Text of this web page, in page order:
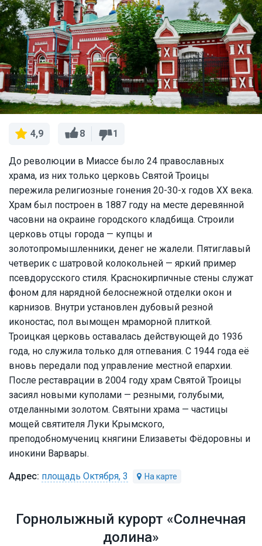
4,9 8 1
До революции в Миассе было 24 православных
храма, из них только церковь Святой Троицы
пережила религиозные гонения 20-30-х годов XX века.
Храм был построен в 1887 году на месте деревянной
часовни на окраине городского кладбища. Строили
церковь отцы города — купцы и
золотопромышленники, денег не жалели. Пятиглавый
четверик с шатровой колокольней — яркий пример
псевдорусского стиля. Краснокирпичные стены служат
фоном для нарядной белоснежной отделки окон и
карнизов. Внутри установлен дубовый резной
иконостас, пол вымощен мраморной плиткой.
Троицкая церковь оставалась действующей до 1936
года, но служила только для отпевания. С 1944 года её
вновь передали под управление местной епархии.
После реставрации в 2004 году храм Святой Троицы
засиял новыми куполами — резными, голубыми,
отделанными золотом. Святыни храма — частицы
мощей святителя Луки Крымского,
преподобномучениц княгини Елизаветы Фёдоровны и
инокини Варвары.
площадь Октября, 3
Горнолыжный курорт «Солнечная
долина»